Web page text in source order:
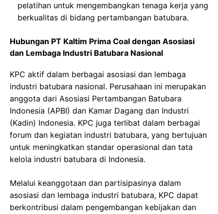
pelatihan untuk mengembangkan tenaga kerja yang
berkualitas di bidang pertambangan batubara.
Hubungan PT Kaltim Prima Coal dengan Asosiasi
dan Lembaga Industri Batubara Nasional
KPC aktif dalam berbagai asosiasi dan lembaga
industri batubara nasional. Perusahaan ini merupakan
anggota dari Asosiasi Pertambangan Batubara
Indonesia (APBI) dan Kamar Dagang dan Industri
(Kadin) Indonesia. KPC juga terlibat dalam berbagai
forum dan kegiatan industri batubara, yang bertujuan
untuk meningkatkan standar operasional dan tata
kelola industri batubara di Indonesia.
Melalui keanggotaan dan partisipasinya dalam
asosiasi dan lembaga industri batubara, KPC dapat
berkontribusi dalam pengembangan kebijakan dan